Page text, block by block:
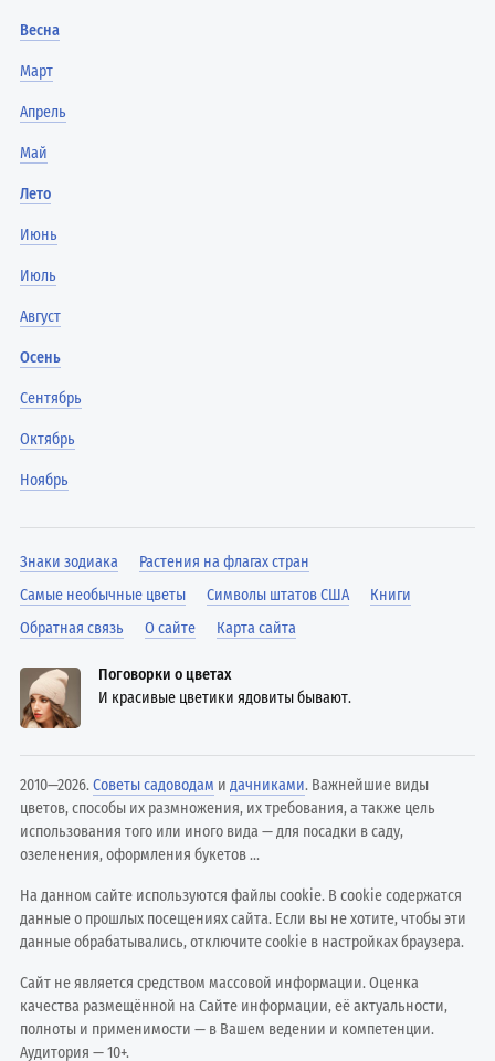
Весна
Март
Апрель
Май
Лето
Июнь
Июль
Август
Осень
Сентябрь
Октябрь
Ноябрь
Знаки зодиака
Растения на флагах стран
Самые необычные цветы
Символы штатов США
Книги
Обратная связь
О сайте Карта сайта
Поговорки о цветах
И красивые цветики ядовиты бывают.
2010—2026.Советы садоводам идачниками. Важнейшие виды
цветов, способы их размножения, их требования, а также цель
использования того или иного вида — для посадки в саду,
озеленения, оформления букетов ...
На данном сайте используются файлы cookie. В cookie содержатся
данные о прошлых посещениях сайта. Если вы не хотите, чтобы эти
данные обрабатывались, отключите cookie в настройках браузера.
Сайт не является средством массовой информации. Оценка
качества размещённой на Сайте информации, её актуальности,
полноты и применимости — в Вашем ведении и компетенции.
Аудитория — 10+.